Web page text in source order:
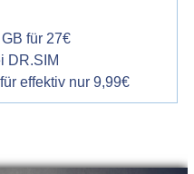
für 27€
DR.SIM
effektiv nur 9,99€